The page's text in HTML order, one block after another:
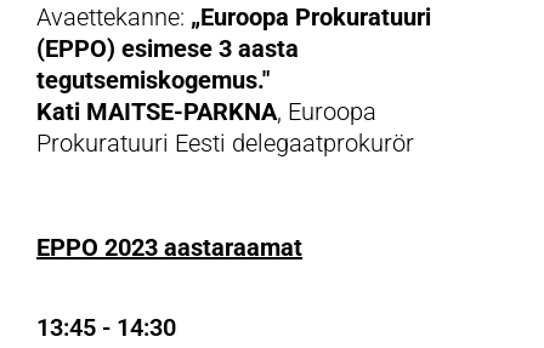
Avaettekanne: „Euroopa Prokuratuuri
(EPPO) esimese 3 aasta
tegutsemiskogemus."
Kati MAITSE-PARKNA, Euroopa
Prokuratuuri Eesti delegaatprokurör
EPPO 2023 aastaraamat
13:45 - 14:30